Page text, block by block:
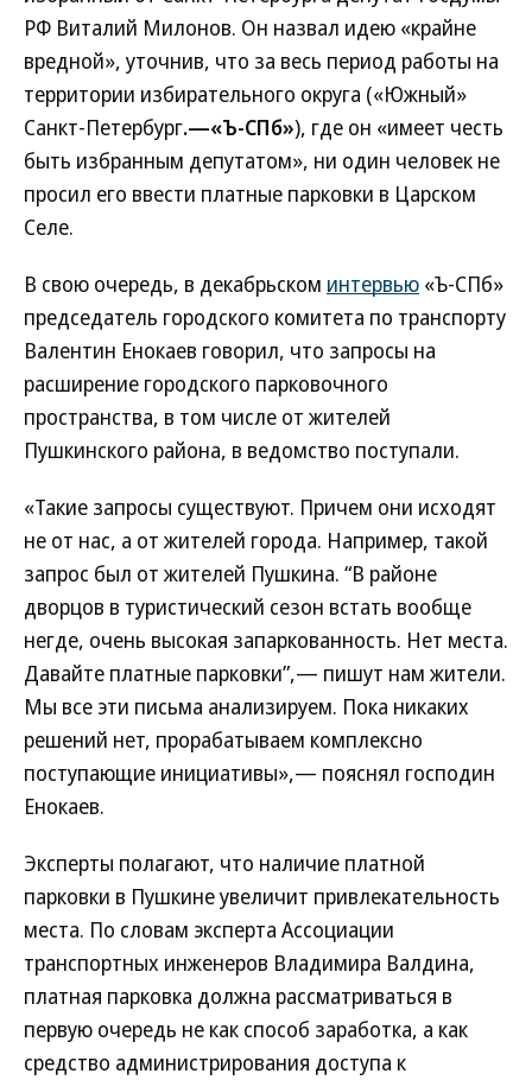
РФ Виталий Милонов. Он назвал идею «крайне
вредной», уточнив, что за весь период работы на
территории избирательного округа («Южный»
Санкт-Петербург.—«Ъ-СПб»), где он «имеет честь
быть избранным депутатом», ни один человек не
просил его ввести платные парковки в Царском
Селе.
В свою очередь, в декабрьском интервью «Ъ-СПб»
председатель городского комитета по транспорту
Валентин Енокаев говорил, что запросы на
расширение городского парковочного
пространства, в том числе от жителей
Пушкинского района, в ведомство поступали.
«Такие запросы существуют. Причем они исходят
не от нас, а от жителей города. Например, такой
запрос был от жителей Пушкина. “В районе
дворцов в туристический сезон встать вообще
негде, очень высокая запаркованность. Нет места.
Давайте платные парковки”,— пишут нам жители.
Мы все эти письма анализируем. Пока никаких
решений нет, прорабатываем комплексно
поступающие инициативы»,— пояснял господин
Енокаев.
Эксперты полагают, что наличие платной
парковки в Пушкине увеличит привлекательность
места. По словам эксперта Ассоциации
транспортных инженеров Владимира Валдина,
платная парковка должна рассматриваться в
первую очередь не как способ заработка, а как
средство администрирования доступа к